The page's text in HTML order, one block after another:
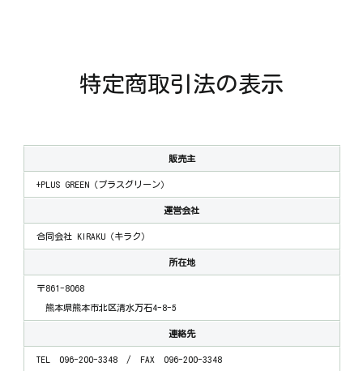
特定商取引法の表示
販売主
+PLUS GREEN（プラスグリーン）
運営会社
合同会社 KIRAKU（キラク）
所在地
〒861-8068
熊本県熊本市北区清水万石4-8-5
連絡先
TEL 096-200-3348 / FAX 096-200-3348